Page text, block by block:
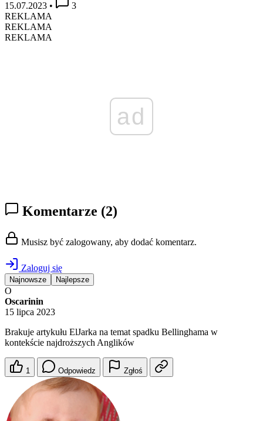
15.07.2023 •
3
REKLAMA
REKLAMA
REKLAMA
ad
Komentarze (2)
Musisz być zalogowany, aby dodać komentarz.
Zaloguj się
Najnowsze Najlepsze
O
Oscarinin
15 lipca 2023
Brakuje artykułu ElJarka na temat spadku Bellinghama w
kontekście najdroższych Anglików
1 Odpowiedz Zgłoś